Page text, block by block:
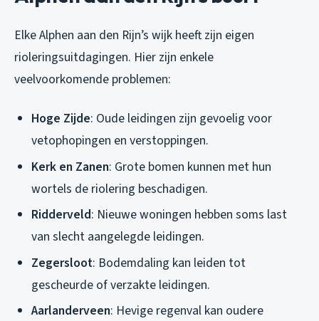
Elke Alphen aan den Rijn’s wijk heeft zijn eigen
rioleringsuitdagingen. Hier zijn enkele
veelvoorkomende problemen:
Hoge Zijde: Oude leidingen zijn gevoelig voor
vetophopingen en verstoppingen.
Kerk en Zanen: Grote bomen kunnen met hun
wortels de riolering beschadigen.
Ridderveld: Nieuwe woningen hebben soms last
van slecht aangelegde leidingen.
Zegersloot: Bodemdaling kan leiden tot
gescheurde of verzakte leidingen.
Aarlanderveen: Hevige regenval kan oudere